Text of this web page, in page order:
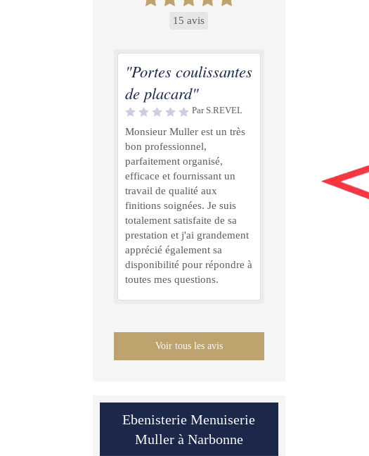
15 avis
"Portes coulissantes
de placard"
Par S.REVEL
Monsieur Muller est un très
bon professionnel,
parfaitement organisé,
efficace et fournissant un
travail de qualité aux
finitions soignées. Je suis
totalement satisfaite de sa
prestation et j'ai grandement
apprécié également sa
disponibilité pour répondre à
toutes mes questions.
Voir tous les avis
Ebenisterie Menuiserie
Muller à Narbonne